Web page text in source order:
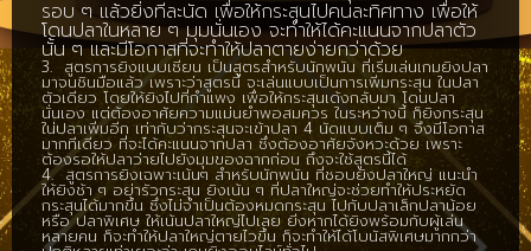
รอบ ๆ แล้วยิ่งทีละนัด เพื่อให้กระสุนไปคนละทิศทาง เพื่อให้
โดนปลาในหลาย ๆ มุมนั่นเอง จะทำให้ได้คะแนนจากปลาตัว
นั้น ๆ และมีโอกาสที่จะทำให้ปลาตายง่ายกว่าด้วย
3. สูตรการยิงแบบเซียน เป็นสูตรสำหรับนักพนัน ที่เริ่มเล่นเกมยิงปลา
มาจนชินมือแล้ว เพราะว่าสูตรนี้ จะเล่นแบบเป็นการเพิ่มกระสุน ในปลา
ตัวเดียว โดยให้ยิงไปที่กำแพง เพื่อให้กระสุนเด้งกลับมา โดนปลา
นั่นเอง แต่ต้องอาศัยความแม่นยำพอสมควร ในระหว่างนี้ ก็ยิงกระสุน
ใน่ปลาเพิ่มอีก เท่ากับว่ากระสุนจะเข้าปลา 4 นัดแบบเต็ม ๆ จึงมีโอกาส
มากทีเดียว ที่จะได้คะแนนจากปลา ซึ่งต้องอาศัยจังหวะด้วย เพราะ
ต้องรอให้ปลาว่ายไปยังมุมของฉากก่อน ถึงจะใช้สูตรนี้ได้
4. สูตรการยิงเฉพาะเน้นๆ สำหรับนักพนัน ที่ชอบยิงปลาใหญ่ แนะนำ
ให้ยิงช้า ๆ อย่ารัวกระสุน ยิงเน้น ๆ ที่ปลาใหญ่จะช่วยทำให้ประหยัด
กระสุนได้มากขึ้น ซึ่งไม่จำเป็นต้องหมดกระสุน ไปกับปลาเล็กปลาน้อย
หรือ ปลาพิเศษ ให้เน้นปลาใหญ่ไปเลย ยิ่งหากได้ยิงพร้อมกับผู้เล่น
หลายคน ก็จะทำให้ปลาใหญ่ตายไวขึ้น ก็จะทำให้ได้โบนัสพิเศษมากกว่า